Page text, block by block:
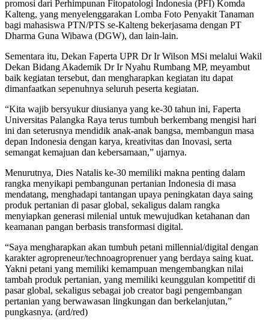
promosi dari Perhimpunan Fitopatologi Indonesia (PFI) Komda
Kalteng, yang menyelenggarakan Lomba Foto Penyakit Tanaman
bagi mahasiswa PTN/PTS se-Kalteng bekerjasama dengan PT
Dharma Guna Wibawa (DGW), dan lain-lain.
Sementara itu, Dekan Faperta UPR Dr Ir Wilson MSi melalui Wakil
Dekan Bidang Akademik Dr Ir Nyahu Rumbang MP, meyambut
baik kegiatan tersebut, dan mengharapkan kegiatan itu dapat
dimanfaatkan sepenuhnya seluruh peserta kegiatan.
“Kita wajib bersyukur diusianya yang ke-30 tahun ini, Faperta
Universitas Palangka Raya terus tumbuh berkembang mengisi hari
ini dan seterusnya mendidik anak-anak bangsa, membangun masa
depan Indonesia dengan karya, kreativitas dan Inovasi, serta
semangat kemajuan dan kebersamaan,” ujarnya.
Menurutnya, Dies Natalis ke-30 memiliki makna penting dalam
rangka menyikapi pembangunan pertanian Indonesia di masa
mendatang, menghadapi tantangan upaya peningkatan daya saing
produk pertanian di pasar global, sekaligus dalam rangka
menyiapkan generasi milenial untuk mewujudkan ketahanan dan
keamanan pangan berbasis transformasi digital.
“Saya mengharapkan akan tumbuh petani millennial/digital dengan
karakter agropreneur/technoagroprenuer yang berdaya saing kuat.
Yakni petani yang memiliki kemampuan mengembangkan nilai
tambah produk pertanian, yang memiliki keunggulan kompetitif di
pasar global, sekaligus sebagai job creator bagi pengembangan
pertanian yang berwawasan lingkungan dan berkelanjutan,”
pungkasnya. (ard/red)